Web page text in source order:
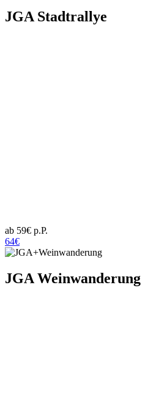
JGA Stadtrallye
ab 59€ p.P.
64€
JGA Weinwanderung